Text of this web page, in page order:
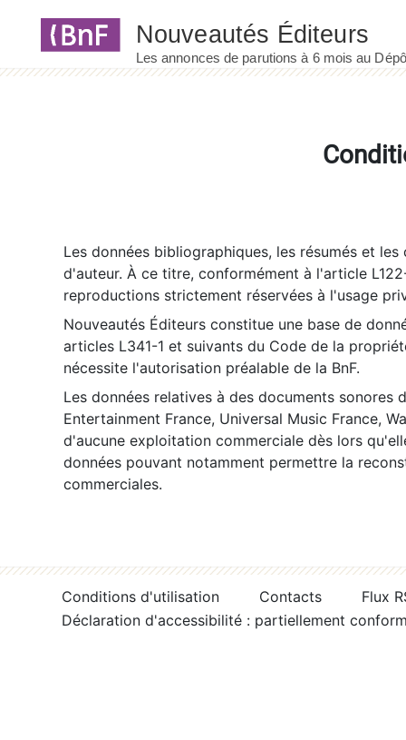
Les données bibliographiques, les résumés et
d'auteur. À ce titre, conformément à l'article
reproductions strictement réservées à l'usage
Nouveautés Éditeurs constitue une base de
articles L341-1 et suivants du Code de la
nécessite l'autorisation préalable de la BnF.
Les données relatives à des documents sonores
Entertainment France, Universal Music France,
d'aucune exploitation commerciale dès lors
données pouvant notamment permettre la
commerciales.
Conditions d'utilisation Contacts
Flux
Déclaration d'accessibilité : partiellement